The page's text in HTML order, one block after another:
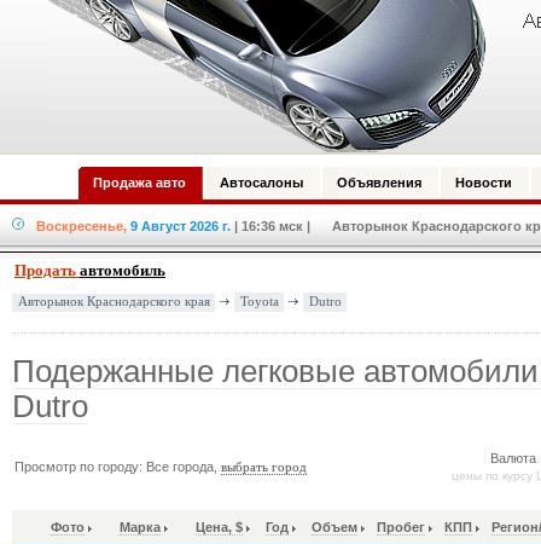
Продажа авто Автосалоны Объявления Новости
Воскресенье, 9 Август 2026 г. | 16:36 мск | Авторынок Краснодарского
Продать автомобиль
Авторынок Краснодарского края Toyota Dutro
Подержанные легковые
Dutro
Просмотр по городу: Все города,выбрать город
цены по
Фото Марка Цена, $ Год Объем Пробег КПП